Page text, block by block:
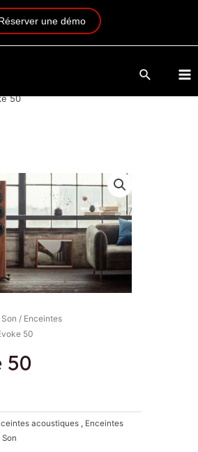
une démo
50
/ Enceintes
50
50
acoustiques, Enceintes
Son